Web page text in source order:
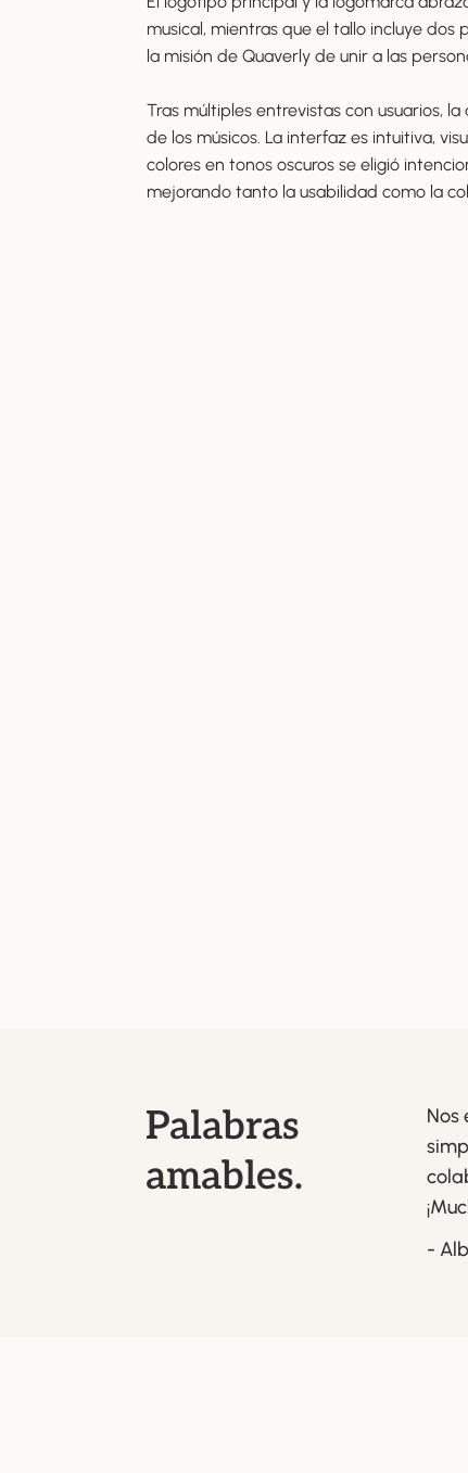
musical, mientras que el tallo incluye
la misión de Quaverly de unir a las
Tras múltiples entrevistas con usuarios,
de los músicos. La interfaz es intuitiva,
colores en tonos oscuros se eligió
mejorando tanto la usabilidad como la
Palabras
amables.
Nos
-